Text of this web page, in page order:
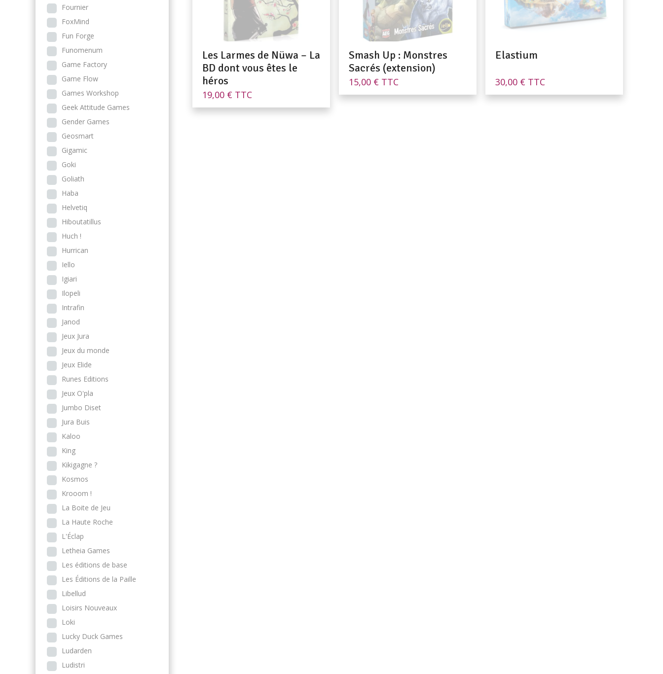
Les Larmes de Nüwa – La
BD dont vous êtes le
héros
19,00 € TTC
Smash Up : Monstres
Sacrés (extension)
15,00 € TTC
Elastium
30,00 € TTC
Fournier
FoxMind
Fun Forge
Funomenum
Game Factory
Game Flow
Games Workshop
Geek Attitude Games
Gender Games
Geosmart
Gigamic
Goki
Goliath
Haba
Helvetiq
Hiboutatillus
Huch !
Hurrican
Iello
Igiari
Ilopeli
Intrafin
Janod
Jeux Jura
Jeux du monde
Jeux Elide
Runes Editions
Jeux O'pla
Jumbo Diset
Jura Buis
Kaloo
King
Kikigagne ?
Kosmos
Krooom !
La Boite de Jeu
La Haute Roche
L'Éclap
Letheia Games
Les éditions de base
Les Éditions de la Paille
Libellud
Loisirs Nouveaux
Loki
Lucky Duck Games
Ludarden
Ludistri